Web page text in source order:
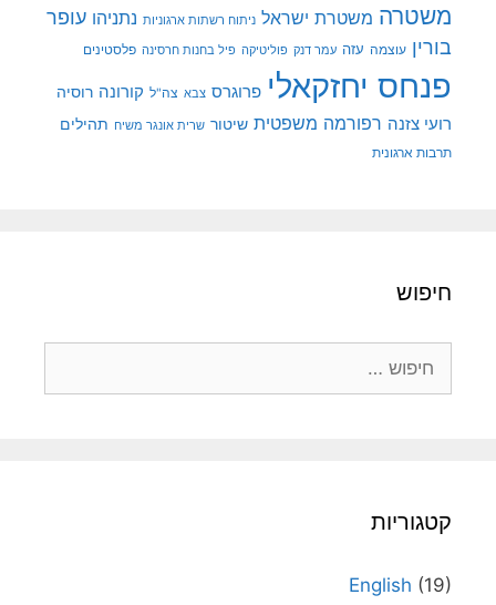
משטרה משטרת ישראל ניתוח רשתות ארגוניות נתניהו עופר
בורין עוצמה עזה עמר דנק פוליטיקה פיל בחנות חרסינה פלסטינים
פנחס יחזקאלי פרוגרס צבא צה"ל קורונה רוסיה
רועי צזנה רפורמה משפטית שיטור שרית אונגר משיח תהילים
תרבות ארגונית
חיפוש
קטגוריות
English (19)